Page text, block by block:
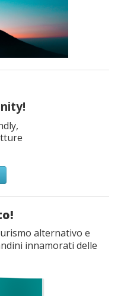
alternativo e
innamorati delle